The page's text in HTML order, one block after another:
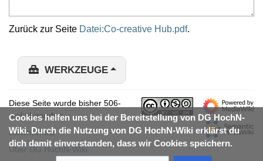
Zurück zur Seite Datei:Co-creative Hub.pdf.
Cookies helfen uns bei der Bereitstellung von DG HochN-
Wiki. Durch die Nutzung von DG HochN-Wiki erklärst du
dich damit einverstanden, dass wir Cookies speichern.
WERKZEUGE
Diese Seite wurde bisher 506-
mal abgerufen.
Datenschutz
Über DG HochN-Wiki